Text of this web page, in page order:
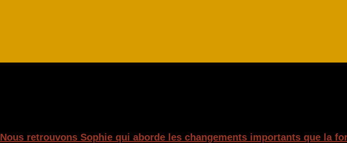
Nous retrouvons Sophie qui aborde les changements importants que la